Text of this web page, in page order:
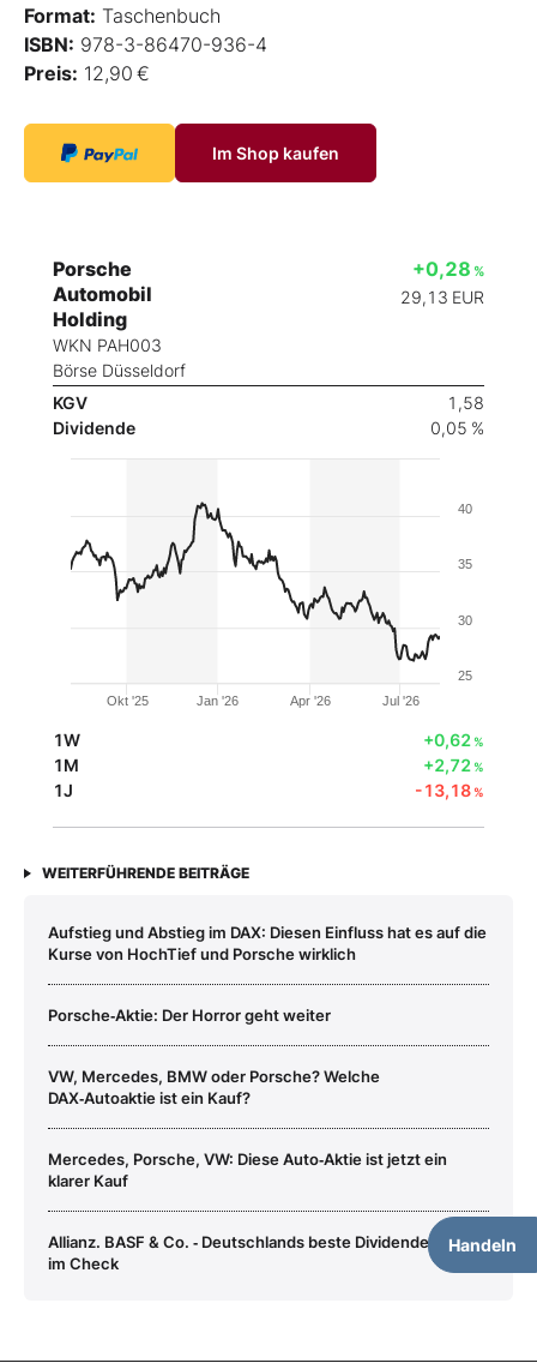
Format: Taschenbuch
ISBN: 978-3-86470-936-4
Preis: 12,90 €
Im Shop kaufen
Porsche
Automobil
Holding
WKN PAH003
Börse Düsseldorf
+0,28 %
29,13 EUR
KGV
1,58
Dividende
0,05 %
Handeln
Okt '25 Jan '26 Apr '26 Jul '26
25
30
35
40
1W +0,62%
1M +2,72%
1J -13,18%
WEITERFÜHRENDE BEITRÄGE
Aufstieg und Abstieg im DAX: Diesen Einfluss hat es auf die
Kurse von HochTief und Porsche wirklich
Porsche‑Aktie: Der Horror geht weiter
VW, Mercedes, BMW oder Porsche? Welche
DAX‑Autoaktie ist ein Kauf?
Mercedes, Porsche, VW: Diese Auto‑Aktie ist jetzt ein
klarer Kauf
Allianz. BASF & Co. ‑ Deutschlands beste Dividendenaktien
im Check